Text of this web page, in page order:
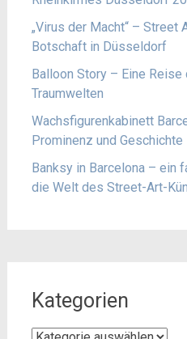
„Virus der Macht“ – Street
Botschaft in Düsseldorf
Balloon Story – Eine Reise
Traumwelten
Wachsfigurenkabinett
Prominenz und Geschichte
Banksy in Barcelona – ein
die Welt des Street-Art-
Kategorien